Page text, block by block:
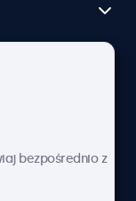
bezpośrednio z